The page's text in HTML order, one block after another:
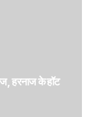
हरनाज के हॉट